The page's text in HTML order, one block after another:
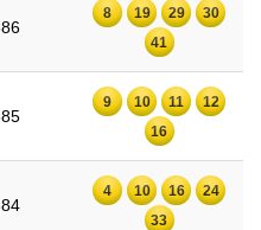
8 19 29
30
41
9 10 11
12
16
4 10 16
24
33